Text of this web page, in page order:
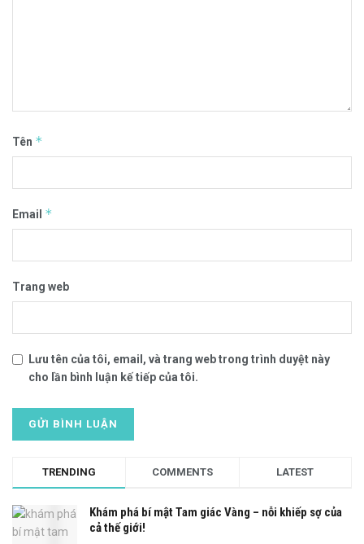
Tên *
Email *
Trang web
Lưu tên của tôi, email, và trang web trong trình duyệt này
cho lần bình luận kế tiếp của tôi.
TRENDING COMMENTS LATEST
Khám phá bí mật Tam giác Vàng – nỗi khiếp sợ của
cả thế giới!